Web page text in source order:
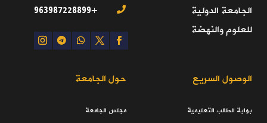
الجامعة الدولية
للعلوم والنهضة

+963987228899
الوصول السريع
بوابة الطالب التعليمية
حول الجامعة
مجلس الجامعة